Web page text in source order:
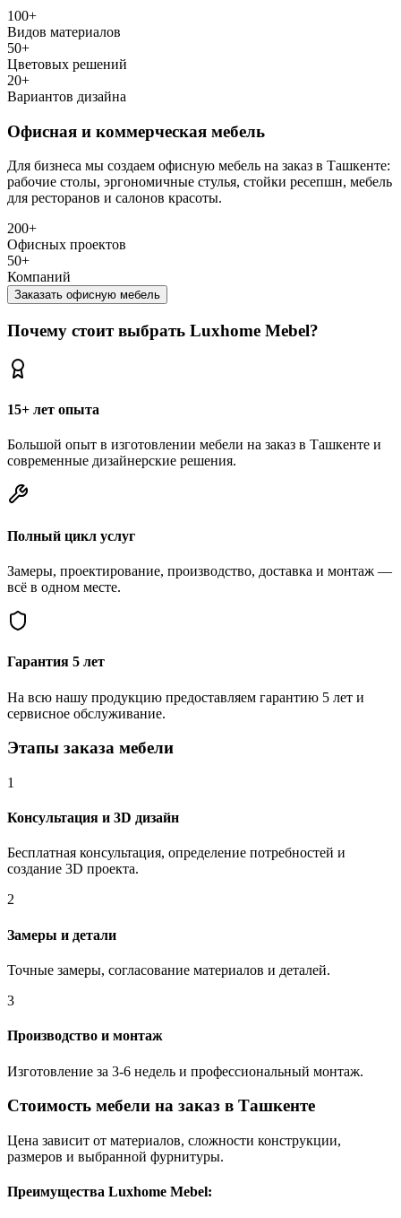
100+
Видов материалов
50+
Цветовых решений
20+
Вариантов дизайна
Офисная и коммерческая мебель
Для бизнеса мы создаем офисную мебель на заказ в Ташкенте:
рабочие столы, эргономичные стулья, стойки ресепшн, мебель
для ресторанов и салонов красоты.
200+
Офисных проектов
50+
Компаний
Заказать офисную мебель
Почему стоит выбрать Luxhome Mebel?
15+ лет опыта
Большой опыт в изготовлении мебели на заказ в Ташкенте и
современные дизайнерские решения.
Полный цикл услуг
Замеры, проектирование, производство, доставка и монтаж —
всё в одном месте.
Гарантия 5 лет
На всю нашу продукцию предоставляем гарантию 5 лет и
сервисное обслуживание.
Этапы заказа мебели
1
Консультация и 3D дизайн
Бесплатная консультация, определение потребностей и
создание 3D проекта.
2
Замеры и детали
Точные замеры, согласование материалов и деталей.
3
Производство и монтаж
Изготовление за 3-6 недель и профессиональный монтаж.
Стоимость мебели на заказ в Ташкенте
Цена зависит от материалов, сложности конструкции,
размеров и выбранной фурнитуры.
Преимущества Luxhome Mebel: